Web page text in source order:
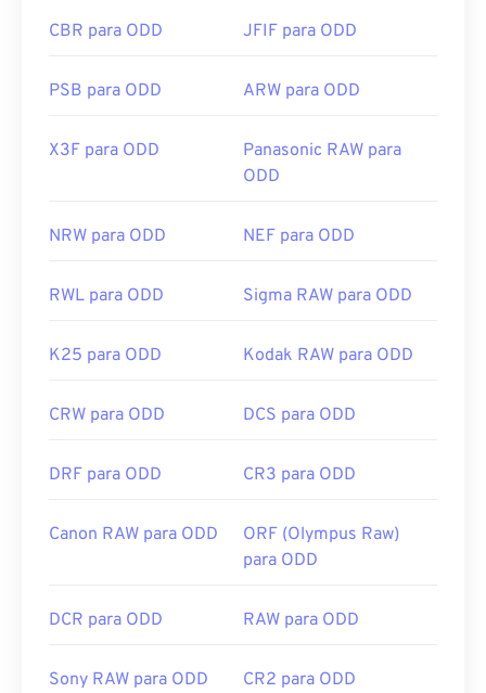
CBR para ODD JFIF para ODD
PSB para ODD ARW para ODD
X3F para ODD
Panasonic RAW para
ODD
NRW para ODD NEF para ODD
RWL para ODD Sigma RAW para ODD
K25 para ODD Kodak RAW para ODD
CRW para ODD DCS para ODD
DRF para ODD CR3 para ODD
Canon RAW para ODD
ORF (Olympus Raw)
para ODD
DCR para ODD RAW para ODD
Sony RAW para ODD CR2 para ODD